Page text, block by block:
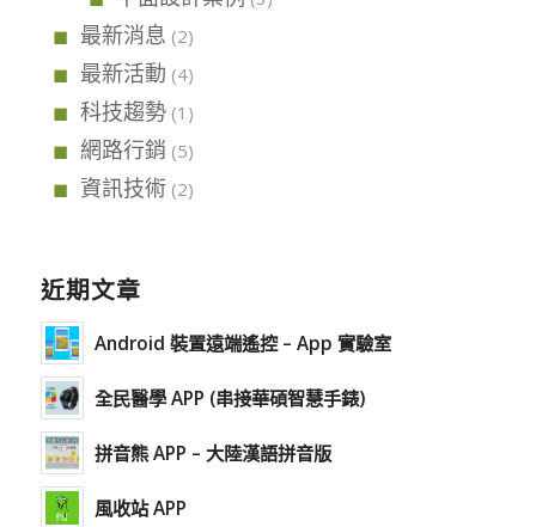
最新消息 (2)
最新活動 (4)
科技趨勢(1)
網路行銷 (5)
資訊技術(2)
近期文章
Android 裝置遠端遙控 – App 實驗室
全民醫學 APP (串接華碩智慧手錶)
拼音熊 APP – 大陸漢語拼音版
風收站 APP